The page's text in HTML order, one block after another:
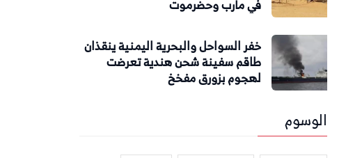
في مأرب وحضرموت
خفر السواحل والبحرية اليمنية ينقذان
طاقم سفينة شحن هندية تعرضت
لهجوم بزورق مفخخ
الوسوم